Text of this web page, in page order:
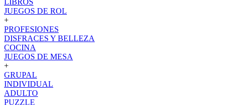
LIBROS
JUEGOS DE ROL
+
PROFESIONES
DISFRACES Y BELLEZA
COCINA
JUEGOS DE MESA
+
GRUPAL
INDIVIDUAL
ADULTO
PUZZLE